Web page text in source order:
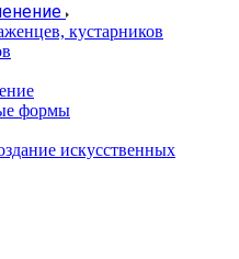
кустарников
формы
искусственных